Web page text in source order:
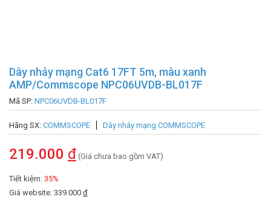
Dây nhảy mạng Cat6 17FT 5m, màu xanh
AMP/Commscope NPC06UVDB-BL017F
Mã SP: NPC06UVDB-BL017F
Hãng SX: COMMSCOPE Dây nhảy mạng COMMSCOPE
219.000 đ (Giá chưa bao gồm VAT)
Tiết kiệm: 35%
Giá website: 339.000 đ